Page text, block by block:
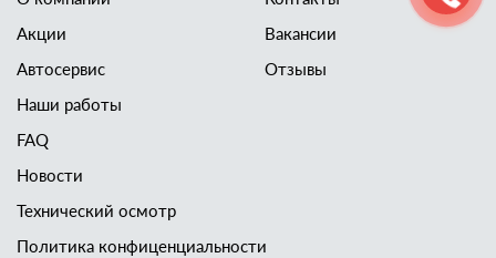
Акции
Автосервис
Наши работы
Вакансии
Отзывы
FAQ
Новости
Технический осмотр
Политика конфиценциальности